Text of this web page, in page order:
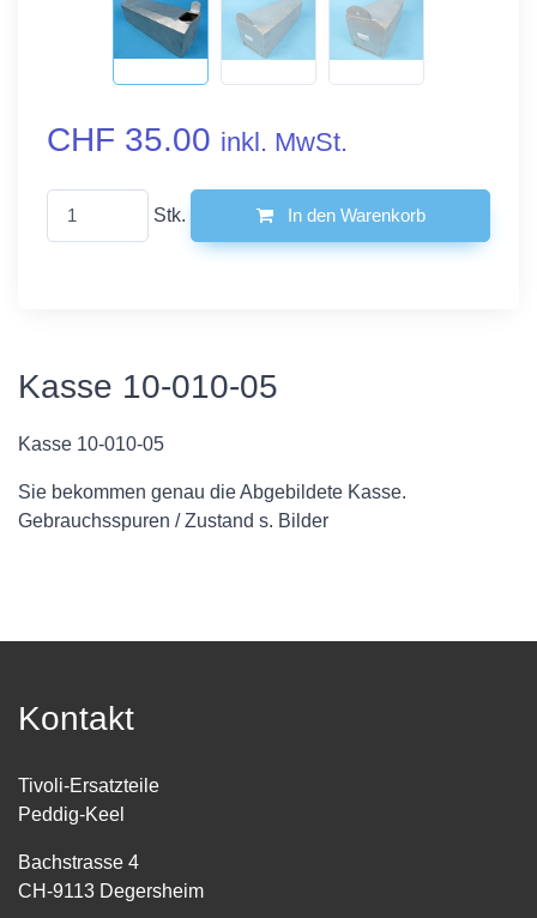
CHF 35.00 inkl. MwSt.
Stk. In den Warenkorb
Kasse 10-010-05
Kasse 10-010-05
Sie bekommen genau die Abgebildete Kasse.
Gebrauchsspuren / Zustand s. Bilder
Kontakt
Tivoli-Ersatzteile
Peddig-Keel
Bachstrasse 4
CH-9113 Degersheim